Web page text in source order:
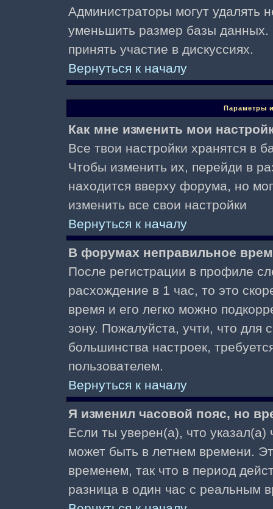
Администраторы могут удалять
уменьшить размер базы данных.
принять участие в дискуссиях.
Вернуться к началу
Параметры
Как мне изменить мои
Все твои настройки хранятся в
Чтобы изменить их, перейди в
находится вверху форума, но
изменить все свои настройки
Вернуться к началу
В форумах неправильное
После регистрации в профиле
расхождение в 1 час, то это
время и его легко можно
зону. Пожалуйста, учти, что для
большинства настроек,
пользователем.
Вернуться к началу
Я изменил часовой пояс, но
Если ты уверен(а), что
может быть в летнем времени.
временем, так что в период
разница в один час с реальным